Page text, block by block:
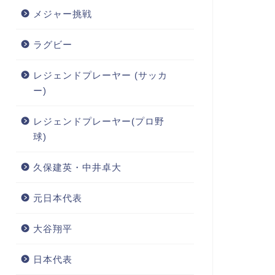
メジャー挑戦
ラグビー
レジェンドプレーヤー (サッカ
ー)
レジェンドプレーヤー(プロ野
球)
久保建英・中井卓大
元日本代表
大谷翔平
日本代表